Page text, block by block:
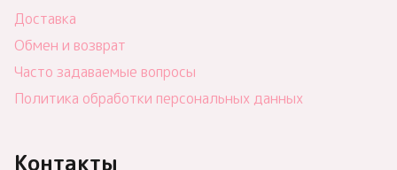
Доставка
Обмен и возврат
Часто задаваемые вопросы
Политика обработки персональных данных
Контакты